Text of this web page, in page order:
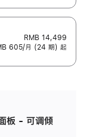
RMB 14,499
605/月 (24 期) 起
板 - 可调倾